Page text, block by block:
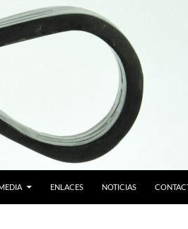
ENLACES NOTICIAS